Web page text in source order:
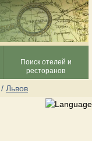
Поиск отелей и
ресторанов
/ Львов